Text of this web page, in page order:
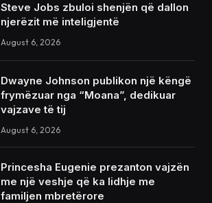
Steve Jobs zbuloi shenjën që dallon
njerëzit më inteligjentë
August 6, 2026
Dwayne Johnson publikon një këngë
frymëzuar nga “Moana”, dedikuar
vajzave të tij
August 6, 2026
Princesha Eugenie prezanton vajzën
me një veshje që ka lidhje me
familjen mbretërore